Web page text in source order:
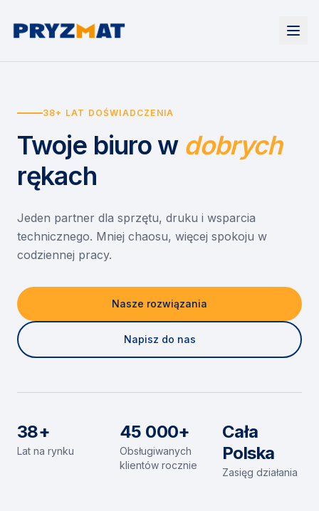
Urządzenia
Drukarki i urządzenia wielofunkcyjne
Etykiety i identyfikacja
Skanery i obieg dokumentów
Monitory interaktywne
Niszczarki dokumentów
Wynajem drukarek
Wynajem urządzeń biurowych
Asystent druku
EZD RP
Misja szkoła
Serwis
O nas
Kontakt
38+ LAT DOŚWIADCZENIA
Twoje biuro w dobrych
rękach
Jeden partner dla sprzętu, druku i wsparcia
technicznego. Mniej chaosu, więcej spokoju w
codziennej pracy.
Nasze rozwiązania
Napisz do nas
38+
Lat na rynku
45 000+
Obsługiwanych
klientów rocznie
Cała
Polska
Zasięg działania